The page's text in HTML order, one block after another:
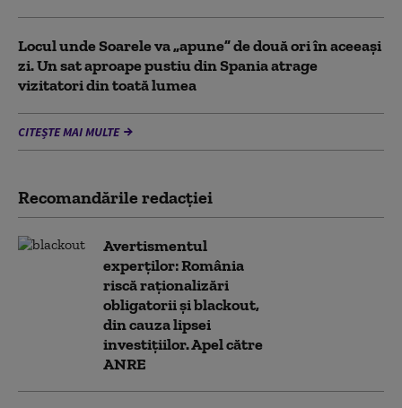
Locul unde Soarele va „apune” de două ori în aceeași
zi. Un sat aproape pustiu din Spania atrage
vizitatori din toată lumea
CITEȘTE MAI MULTE
Recomandările redacţiei
Avertismentul
experților: România
riscă raționalizări
obligatorii și blackout,
din cauza lipsei
investițiilor. Apel către
ANRE